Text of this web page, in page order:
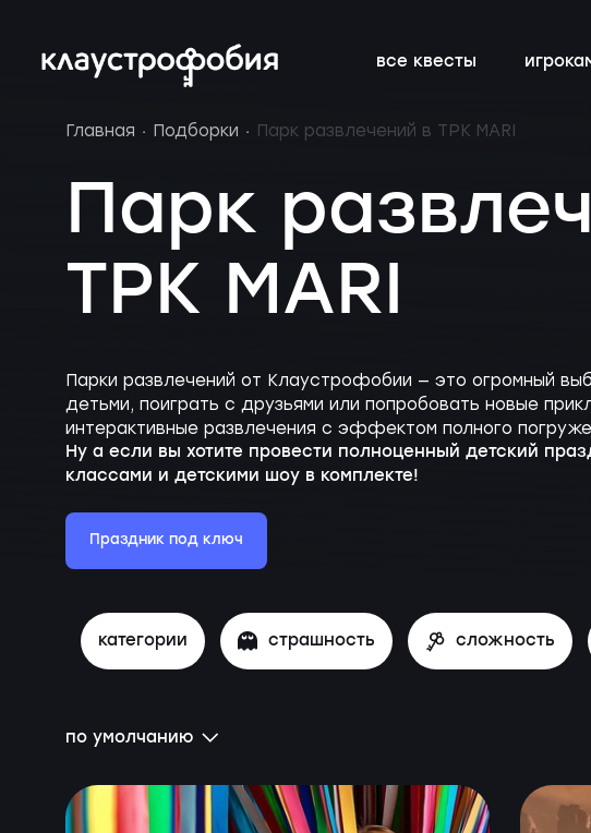
все квесты
аттракционы
страшные без актёров
новичкам о квестах
подарочные
сертификаты
корпоративы
вакансии
Главная Подборки Парк развлечений в ТРК MARI
Парк
ТРК MARI
Парки развлечений от Клаустрофобии — это огромный
детьми, поиграть с друзьями или попробовать новые
интерактивные развлечения с эффектом полного
Ну а если вы хотите провести полноценный детский
классами и детскими шоу в комплекте!
Праздник под ключ
категории страшность сложность
по умолчанию